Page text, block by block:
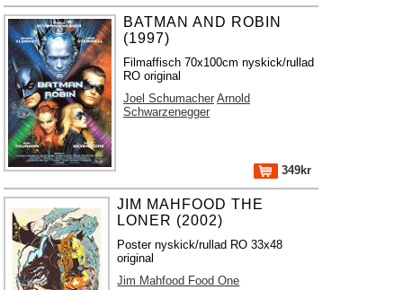
BATMAN AND ROBIN
(1997)
Filmaffisch 70x100cm nyskick/rullad
RO original
Joel Schumacher Arnold
Schwarzenegger
349kr
JIM MAHFOOD THE
LONER (2002)
Poster nyskick/rullad RO 33x48
original
Jim Mahfood Food One